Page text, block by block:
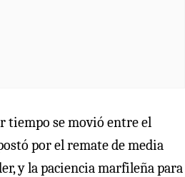
tiempo se movió entre el
por el remate de media
y la paciencia marfileña para